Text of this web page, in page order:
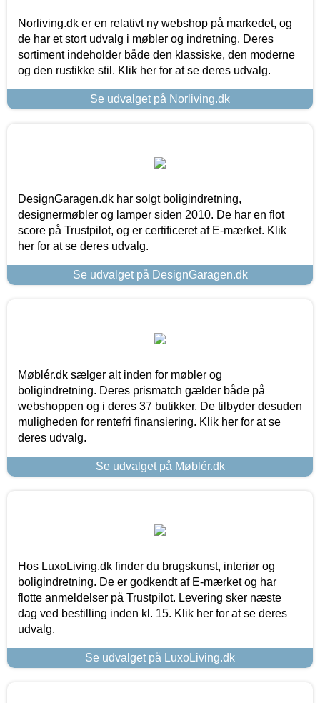
Norliving.dk er en relativt ny webshop på markedet, og
de har et stort udvalg i møbler og indretning. Deres
sortiment indeholder både den klassiske, den moderne
og den rustikke stil. Klik her for at se deres udvalg.
Se udvalget på Norliving.dk
DesignGaragen.dk har solgt boligindretning,
designermøbler og lamper siden 2010. De har en flot
score på Trustpilot, og er certificeret af E-mærket. Klik
her for at se deres udvalg.
Se udvalget på DesignGaragen.dk
Møblér.dk sælger alt inden for møbler og
boligindretning. Deres prismatch gælder både på
webshoppen og i deres 37 butikker. De tilbyder desuden
muligheden for rentefri finansiering. Klik her for at se
deres udvalg.
Se udvalget på Møblér.dk
Hos LuxoLiving.dk finder du brugskunst, interiør og
boligindretning. De er godkendt af E-mærket og har
flotte anmeldelser på Trustpilot. Levering sker næste
dag ved bestilling inden kl. 15. Klik her for at se deres
udvalg.
Se udvalget på LuxoLiving.dk